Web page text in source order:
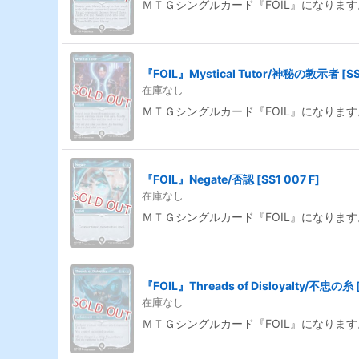
ＭＴＧシングルカード『FOIL』になります
『FOIL』Mystical Tutor/神秘の教示者 [
在庫なし
ＭＴＧシングルカード『FOIL』になります
『FOIL』Negate/否認 [SS1 007 F]
在庫なし
ＭＴＧシングルカード『FOIL』になります
『FOIL』Threads of Disloyalty/不忠の糸
在庫なし
ＭＴＧシングルカード『FOIL』になります